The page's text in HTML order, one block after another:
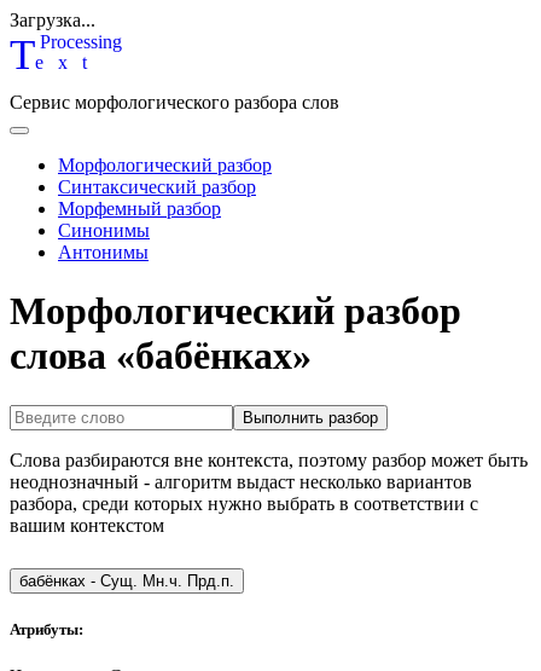
Загрузка...
Text
Processing
Сервис морфологического разбора слов
Морфологический разбор
Синтаксический разбор
Морфемный разбор
Синонимы
Антонимы
Морфологический разбор
слова «бабёнках»
Выполнить разбор
Слова разбираются вне контекста, поэтому разбор может быть
неоднозначный - алгоритм выдаст несколько вариантов
разбора, среди которых нужно выбрать в соответствии с
вашим контекстом
бабёнках - Сущ. Мн.ч. Прд.п.
Атрибуты: